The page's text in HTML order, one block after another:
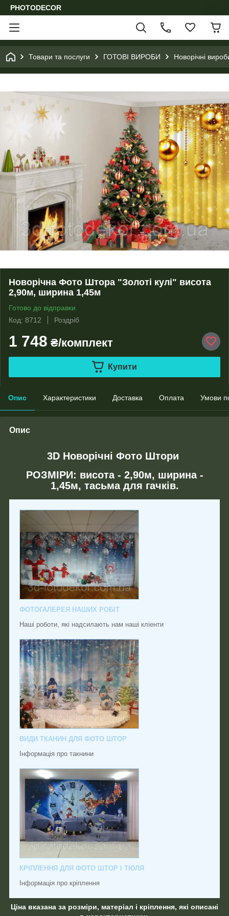
PHOTODECOR
Товари та послуги ГОТОВІ ВИРОБИ Новорічні
Новорічна Фото Штора "Золоті кулі" висота
2,90м, ширина 1,45м
Готово до відправки
Код: 8712
Роздріб
1 748 ₴/комплект
Купити
Опис Характеристики Доставка Оплата Умови
Опис
3D Новорічні Фото Штори
РОЗМІРИ: висота - 2,90м, ширина -
1,45м, тасьма для гачків.
ФОТОГАЛЕРЕЯ НАШИХ РОБІТ
Наші роботи, які надсилають нам наші кліенти
ВИДИ ТКАНИН ДЛЯ ФОТО ШТОР
Інформація про такнини
КРІПЛЕННЯ ДЛЯ ФОТО ШТОР І ТЮЛЯ
Інформація про кріплення
Ціна вказана за розміри, матеріал і кріплення, які описані